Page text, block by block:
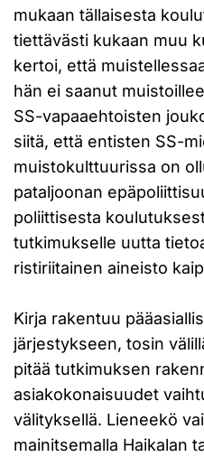
mukaan tällaisesta
tiettävästi kukaan muu
kertoi, että
hän ei saanut
SS-vapaaehtoisten
siitä, että entisten SS-
muistokulttuurissa on
pataljoonan
poliittisesta
tutkimukselle uutta
ristiriitainen aineisto
Kirja rakentuu
järjestykseen, tosin
pitää tutkimuksen
asiakokonaisuudet
välityksellä. Lieneekö
mainitsemalla Haikalan